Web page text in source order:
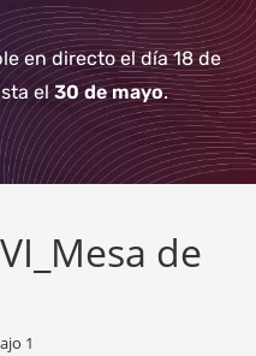
en directo el día 18 de
el30 de mayo.
de
1